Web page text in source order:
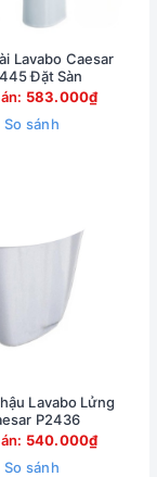
Lavabo Caesar
Đặt Sàn
583.000₫
So sánh
Lavabo Lửng
P2436
540.000₫
So sánh